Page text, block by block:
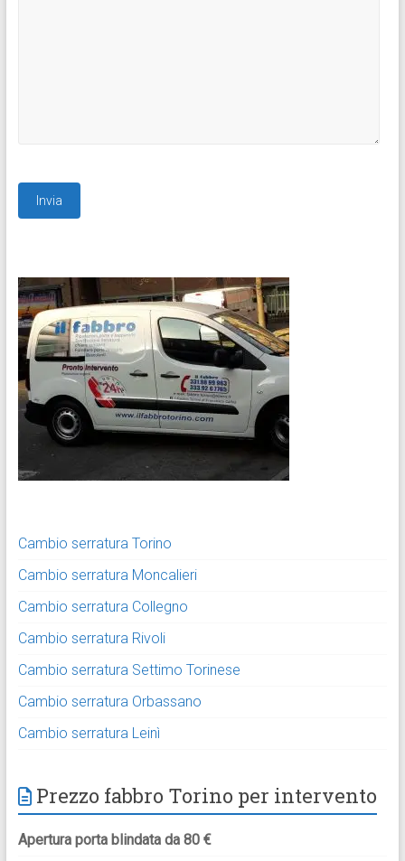
Cambio serratura Torino
Cambio serratura Moncalieri
Cambio serratura Collegno
Cambio serratura Rivoli
Cambio serratura Settimo Torinese
Cambio serratura Orbassano
Cambio serratura Leinì
Prezzo fabbro Torino per intervento
Apertura porta blindata da 80 €